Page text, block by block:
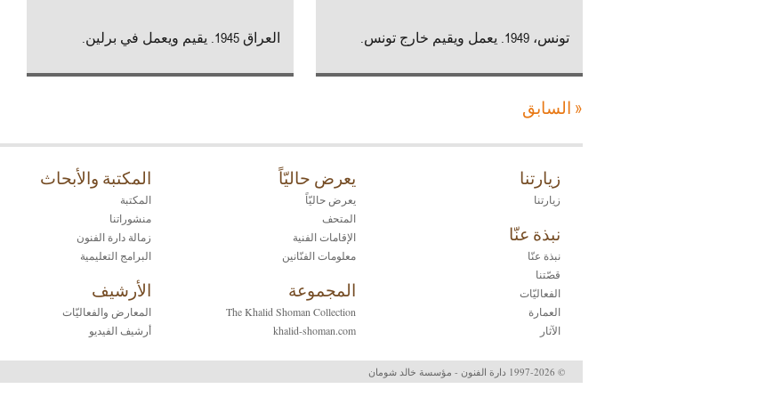
تونس، 1949. يعمل ويقيم خارج تونس. العراق 1945. يقيم ويعمل في برلين.
« السابق
زيارتنا
زيارتنا
نبذة عنّا
نبذة عنّا
قصّتنا
الفعاليّات
العمارة
الآثار
يعرض حاليّاً
يعرض حاليّاً
المتحف
الإقامات الفنية
معلومات الفنّانين
المجموعة
The Khalid Shoman Collection
khalid-shoman.com
المكتبة والأبحاث
المكتبة
منشوراتنا
زمالة دارة الفنون
البرامج التعليمية
الأرشيف
المعارض والفعاليّات
أرشيف الفيديو
© 1997-2026 دارة الفنون - مؤسسة خالد شومان